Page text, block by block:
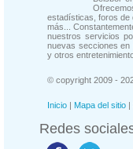
estadísticas, foros de
más...
nuestros servicios
nuevas secciones en
y otros
© copyright 2009 -
Inicio | Mapa del sitio |
Redes